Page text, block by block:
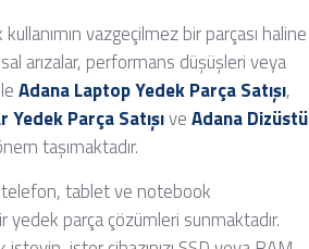
vazgeçilmez bir parçası haline
arızalar, performans düşüşleri veya
Adana Laptop Yedek Parça Satışı,
Parça SatışıveAdana Dizüstü
taşımaktadır.
tablet ve notebook
parça çözümleri sunmaktadır.